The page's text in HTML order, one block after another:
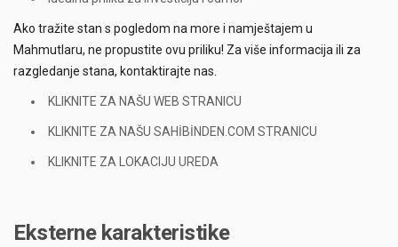
Ako tražite stan s pogledom na more i namještajem u
Mahmutlaru, ne propustite ovu priliku! Za više informacija ili za
razgledanje stana, kontaktirajte nas.
KLIKNITE ZA NAŠU WEB STRANICU
KLIKNITE ZA NAŠU SAHİBİNDEN.COM STRANICU
KLIKNITE ZA LOKACIJU UREDA
Eksterne karakteristike